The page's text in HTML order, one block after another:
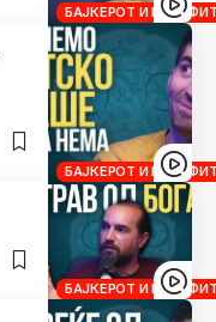
БАЈКЕРОТ И
БАЈКЕРОТ И
БАЈКЕРОТ И